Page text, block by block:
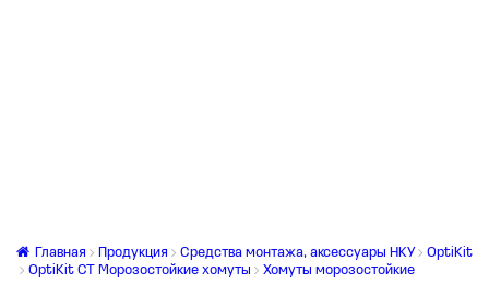
Главная Продукция Средства монтажа, аксессуары НКУ
OptiKit
OptiKit CT Морозостойкие хомуты
Хомуты морозостойкие